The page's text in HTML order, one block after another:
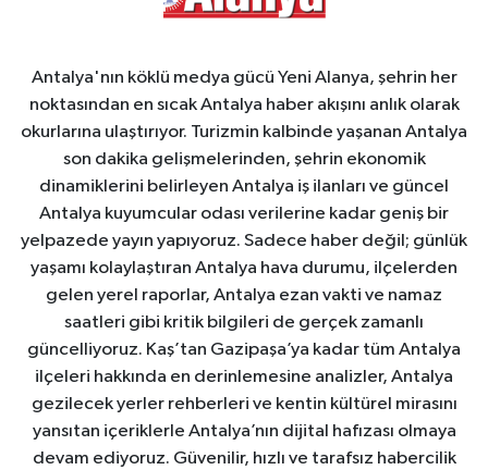
Antalya'nın köklü medya gücü Yeni Alanya, şehrin her
noktasından en sıcak Antalya haber akışını anlık olarak
okurlarına ulaştırıyor. Turizmin kalbinde yaşanan Antalya
son dakika gelişmelerinden, şehrin ekonomik
dinamiklerini belirleyen Antalya iş ilanları ve güncel
Antalya kuyumcular odası verilerine kadar geniş bir
yelpazede yayın yapıyoruz. Sadece haber değil; günlük
yaşamı kolaylaştıran Antalya hava durumu, ilçelerden
gelen yerel raporlar, Antalya ezan vakti ve namaz
saatleri gibi kritik bilgileri de gerçek zamanlı
güncelliyoruz. Kaş’tan Gazipaşa’ya kadar tüm Antalya
ilçeleri hakkında en derinlemesine analizler, Antalya
gezilecek yerler rehberleri ve kentin kültürel mirasını
yansıtan içeriklerle Antalya’nın dijital hafızası olmaya
devam ediyoruz. Güvenilir, hızlı ve tarafsız habercilik